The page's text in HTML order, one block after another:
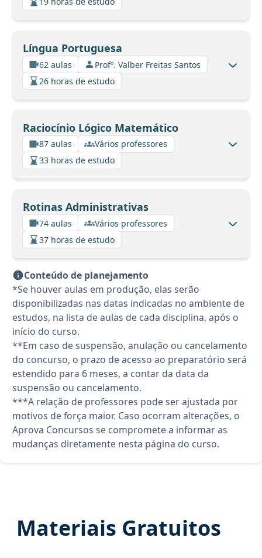
Língua Portuguesa
62 aulas
Profº. Valber Freitas Santos
26 horas de estudo
Raciocínio Lógico Matemático
87 aulas
Vários professores
33 horas de estudo
Rotinas Administrativas
74 aulas
Vários professores
37 horas de estudo
Conteúdo de planejamento
*Se houver aulas em produção, elas serão
disponibilizadas nas datas indicadas no ambiente de
estudos, na lista de aulas de cada disciplina, após o
início do curso.
**Em caso de suspensão, anulação ou cancelamento
do concurso, o prazo de acesso ao preparatório será
estendido para 6 meses, a contar da data da
suspensão ou cancelamento.
***A relação de professores pode ser ajustada por
motivos de força maior. Caso ocorram alterações, o
Aprova Concursos se compromete a informar as
mudanças diretamente nesta página do curso.
Materiais Gratuitos